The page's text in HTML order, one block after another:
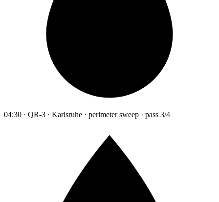
04:30 · QR-3 · Karlsruhe · perimeter sweep · pass 3/4